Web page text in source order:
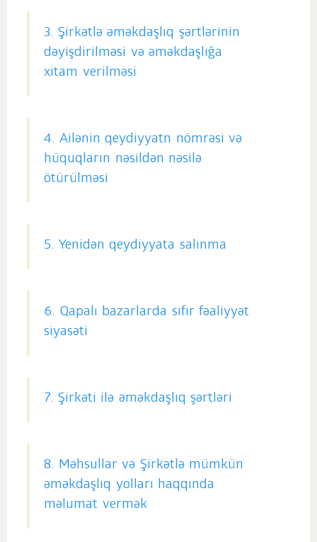
3. Şirkətlə əməkdaşlıq şərtlərinin
dəyişdirilməsi və əməkdaşlığa
xitam verilməsi
4. Ailənin qeydiyyatn nömrəsi və
hüquqların nəsildən nəsilə
ötürülməsi
5. Yenidən qeydiyyata salınma
6. Qapalı bazarlarda sıfır fəaliyyət
siyasəti
7. Şirkəti ilə əməkdaşlıq şərtləri
8. Məhsullar və Şirkətlə mümkün
əməkdaşlıq yolları haqqında
məlumat vermək